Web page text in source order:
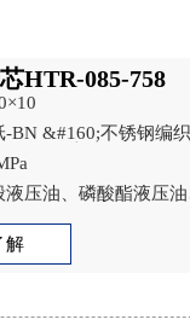
HTR-085-758
-BN &#160;不锈钢编
不锈钢烧结网-V
压油、磷酸酯液压
解